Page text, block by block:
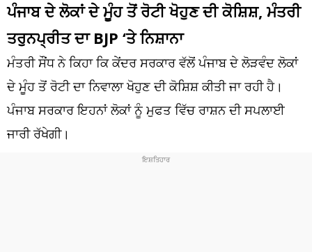
ਕਰਿਅਰ
ਮਨੋਰੰਜਨ
ਦੇਸ਼
ਲਾਈਫ ਸਟਾਈਲ
ਪੰਜਾਬ ਦੇ ਲੋਕਾਂ ਦੇ ਮੂੰਹ ਤੋਂ ਰੋਟੀ ਖੋਹੁਣ ਦੀ ਕੋਸ਼ਿਸ਼, ਮੰਤਰੀ
ਤਰੁਨਪ੍ਰੀਤ ਦਾ BJP ‘ਤੇ ਨਿਸ਼ਾਨਾ
ਮੰਤਰੀ ਸੌਂਧ ਨੇ ਕਿਹਾ ਕਿ ਕੇਂਦਰ ਸਰਕਾਰ ਵੱਲੋਂ ਪੰਜਾਬ ਦੇ ਲੋੜਵੰਦ ਲੋਕਾਂ
ਦੇ ਮੂੰਹ ਤੋਂ ਰੋਟੀ ਦਾ ਨਿਵਾਲਾ ਖੋਹੁਣ ਦੀ ਕੋਸ਼ਿਸ਼ ਕੀਤੀ ਜਾ ਰਹੀ ਹੈ।
ਪੰਜਾਬ ਸਰਕਾਰ ਇਹਨਾਂ ਲੋਕਾਂ ਨੂੰ ਮੁਫਤ ਵਿੱਚ ਰਾਸ਼ਨ ਦੀ ਸਪਲਾਈ
ਜਾਰੀ ਰੱਖੇਗੀ।